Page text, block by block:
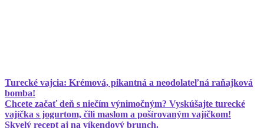
Turecké vajcia: Krémová, pikantná a neodolateľná raňajková
bomba!
Chcete začať deň s niečím výnimočným? Vyskúšajte turecké
vajíčka s jogurtom, čili maslom a pošírovaným vajíčkom!
Skvelý recept aj na víkendový brunch.